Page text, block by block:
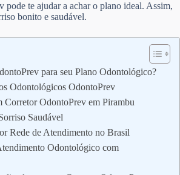
pode te ajudar a achar o plano ideal. Assim,
bonito e saudável.
para seu Plano Odontológico?
Odontológicos OdontoPrev
Corretor OdontoPrev em Pirambu
Saudável
Rede de Atendimento no Brasil
Odontológico com